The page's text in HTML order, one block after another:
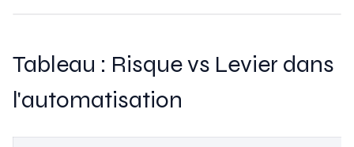
Tableau : Risque vs Levier dans
l'automatisation